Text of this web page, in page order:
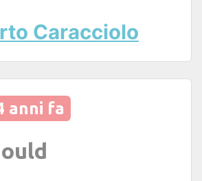
Caracciolo
anni fa